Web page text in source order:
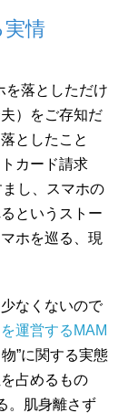
情
を落としただけ
）をご存知だ
としたこと
カード請求
し、スマホの
というストー
ホを巡る、現
なくないので
運営するMAM
物”に関する実態
占めるもの
。肌身離さず